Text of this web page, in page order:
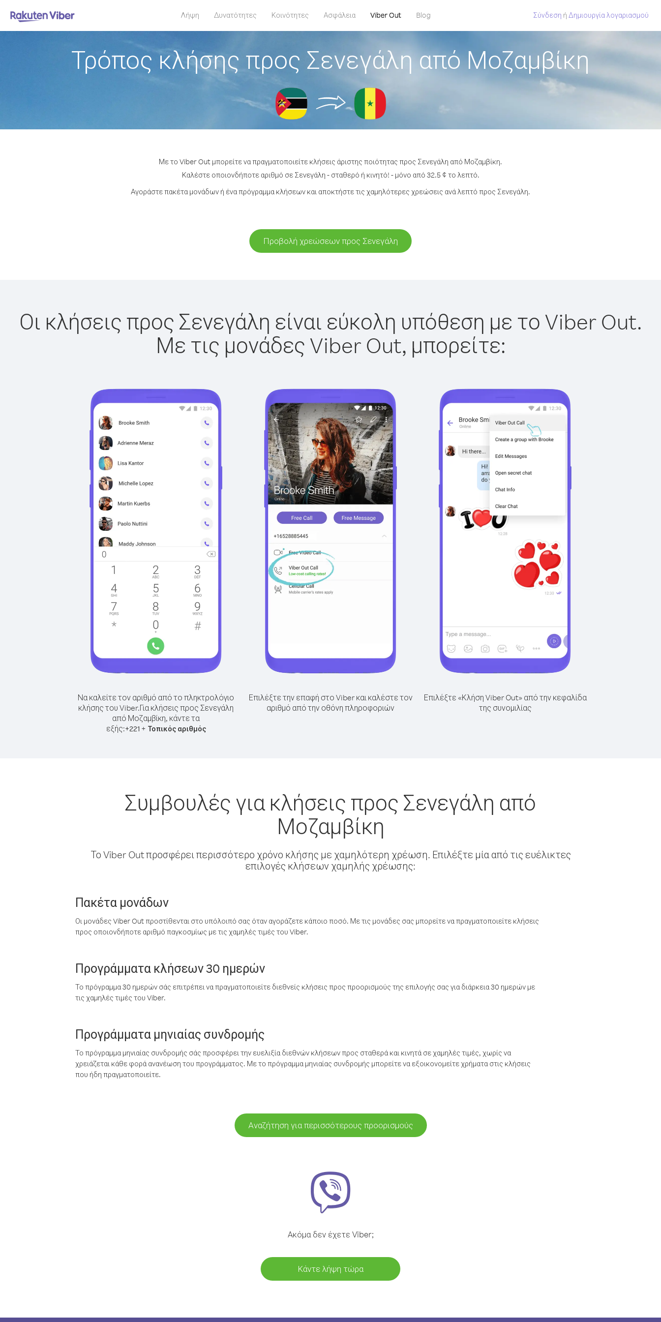
Λήψη Δυνατότητες Κοινότητες Ασφάλεια Viber Out Blog Σύνδεση ή Δημιουργία λογαριασμού
Τρόπος κλήσης προς Σενεγάλη από Μοζαμβίκη
Με το Viber Out μπορείτε να πραγματοποιείτε κλήσεις άριστης ποιότητας προς Σενεγάλη από Μοζαμβίκη.
Καλέστε οποιονδήποτε αριθμό σε Σενεγάλη - σταθερό ή κινητό! - μόνο από 32.5 ¢ το λεπτό.
Αγοράστε πακέτα μονάδων ή ένα πρόγραμμα κλήσεων και αποκτήστε τις χαμηλότερες χρεώσεις ανά λεπτό προς Σενεγάλη.
Προβολή χρεώσεων προς Σενεγάλη
Οι κλήσεις προς Σενεγάλη είναι εύκολη υπόθεση με το Viber Out.
Με τις μονάδες Viber Out, μπορείτε:
Να καλείτε τον αριθμό από το πληκτρολόγιο
κλήσης του Viber.Για κλήσεις προς Σενεγάλη
από Μοζαμβίκη, κάντε τα
εξής:+221+ Τοπικός αριθμός
Επιλέξτε την επαφή στο Viber και καλέστε τον
αριθμό από την οθόνη πληροφοριών
Επιλέξτε «Κλήση Viber Out» από την κεφαλίδα
της συνομιλίας
Συμβουλές για κλήσεις προς Σενεγάλη από
Μοζαμβίκη
Το Viber Out προσφέρει περισσότερο χρόνο κλήσης με χαμηλότερη χρέωση. Επιλέξτε μία από τις ευέλικτες
επιλογές κλήσεων χαμηλής χρέωσης:
Πακέτα μονάδων
Οι μονάδες Viber Out προστίθενται στο υπόλοιπό σας όταν αγοράζετε κάποιο ποσό. Με τις μονάδες σας μπορείτε να πραγματοποιείτε κλήσεις
προς οποιονδήποτε αριθμό παγκοσμίως με τις χαμηλές τιμές του Viber.
Προγράμματα κλήσεων 30 ημερών
Το πρόγραμμα 30 ημερών σάς επιτρέπει να πραγματοποιείτε διεθνείς κλήσεις προς προορισμούς της επιλογής σας για διάρκεια 30 ημερών με
τις χαμηλές τιμές του Viber.
Προγράμματα μηνιαίας συνδρομής
Το πρόγραμμα μηνιαίας συνδρομής σάς προσφέρει την ευελιξία διεθνών κλήσεων προς σταθερά και κινητά σε χαμηλές τιμές, χωρίς να
χρειάζεται κάθε φορά ανανέωση του προγράμματος. Με το πρόγραμμα μηνιαίας συνδρομής μπορείτε να εξοικονομείτε χρήματα στις κλήσεις
που ήδη πραγματοποιείτε.
Αναζήτηση για περισσότερους προορισμούς
Ακόμα δεν έχετε Viber;
Κάντε λήψη τώρα